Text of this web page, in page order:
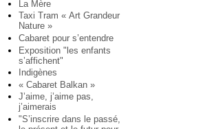
La Mère
Taxi Tram « Art Grandeur
Nature »
Cabaret pour s’entendre
Exposition "les enfants
s’affichent"
Indigènes
« Cabaret Balkan »
J’aime, j’aime pas,
j’aimerais
"S’inscrire dans le passé,